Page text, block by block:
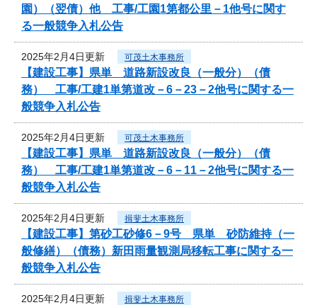
園）（翌債）他 工事/工園1第都公里－1他号に関す
る一般競争入札公告
2025年2月4日更新 可茂土木事務所
【建設工事】県単 道路新設改良（一般分）（債
務） 工事/工建1単第道改－6－23－2他号に関する一
般競争入札公告
2025年2月4日更新 可茂土木事務所
【建設工事】県単 道路新設改良（一般分）（債
務） 工事/工建1単第道改－6－11－2他号に関する一
般競争入札公告
2025年2月4日更新 揖斐土木事務所
【建設工事】第砂工砂修6－9号 県単 砂防維持（一
般修繕）（債務）新田雨量観測局移転工事に関する一
般競争入札公告
2025年2月4日更新 揖斐土木事務所